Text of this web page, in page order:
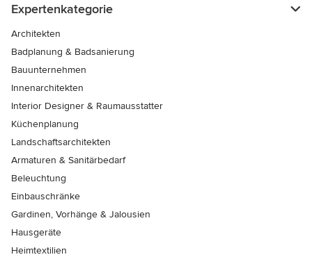
Expertenkategorie
Architekten
Badplanung & Badsanierung
Bauunternehmen
Innenarchitekten
Interior Designer & Raumausstatter
Küchenplanung
Landschaftsarchitekten
Armaturen & Sanitärbedarf
Beleuchtung
Einbauschränke
Gardinen, Vorhänge & Jalousien
Hausgeräte
Heimtextilien